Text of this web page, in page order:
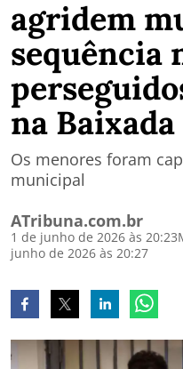
agridem
sequência
na
Os menores foram
municipal
ATribuna.com.br
1 de junho de 2026 às 20:23
junho de 2026 às 20:27